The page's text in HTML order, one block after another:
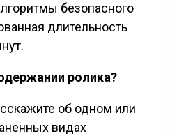
безопасного
длительность
ролика?
об одном или
видах